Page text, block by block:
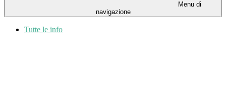
Menu di
navigazione
Tutte le info